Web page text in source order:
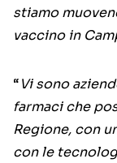
stiamo
vaccino in
“Vi sono
farmaci che
Regione, con
con le